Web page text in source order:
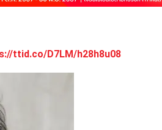
ttid.co/D7LM/h28h8u08